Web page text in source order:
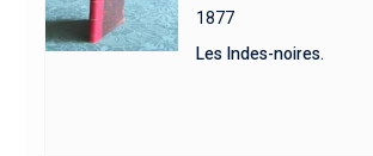
1877
Les Indes-noires.